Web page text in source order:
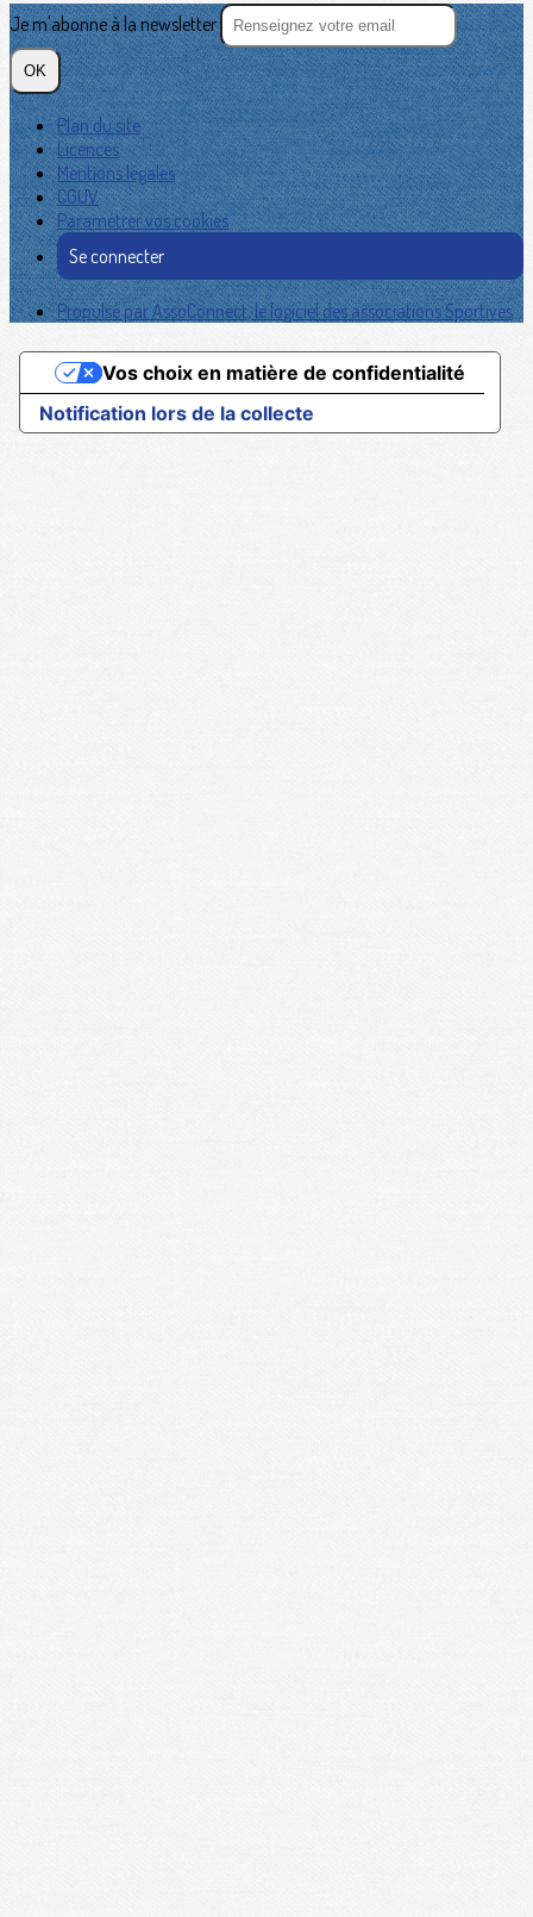
Je m'abonne à la newsletter
OK
Plan du site
Licences
Mentions légales
CGUV
Paramétrer vos cookies
Se connecter
Propulsé par AssoConnect, le logiciel des associations Sportives
Notification lors de la collecte
Vos choix en matière de confidentialité